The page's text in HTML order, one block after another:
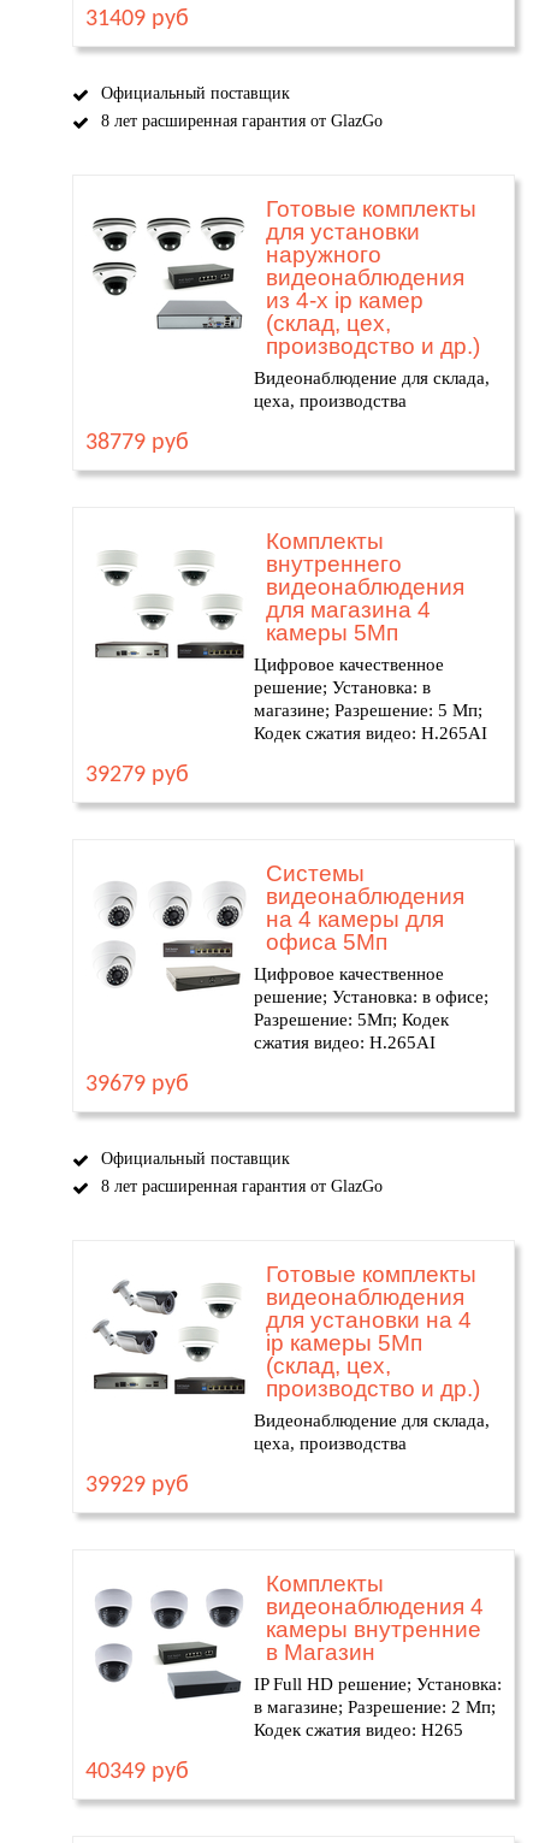
31409 руб
Официальный поставщик
8 лет расширенная гарантия от GlazGo
Готовые комплекты
для установки
наружного
видеонаблюдения
из 4-х ip камер
(склад, цех,
производство и др.)
Видеонаблюдение для склада,
цеха, производства
38779 руб
Комплекты
внутреннего
видеонаблюдения
для магазина 4
камеры 5Мп
Цифровое качественное
решение; Установка: в
магазине; Разрешение: 5 Мп;
Кодек сжатия видео: H.265AI
39279 руб
Системы
видеонаблюдения
на 4 камеры для
офиса 5Мп
Цифровое качественное
решение; Установка: в офисе;
Разрешение: 5Мп; Кодек
сжатия видео: H.265AI
39679 руб
Официальный поставщик
8 лет расширенная гарантия от GlazGo
Готовые комплекты
видеонаблюдения
для установки на 4
ip камеры 5Мп
(склад, цех,
производство и др.)
Видеонаблюдение для склада,
цеха, производства
39929 руб
Комплекты
видеонаблюдения 4
камеры внутренние
в Магазин
IP Full HD решение; Установка:
в магазине; Разрешение: 2 Мп;
Кодек сжатия видео: H265
40349 руб